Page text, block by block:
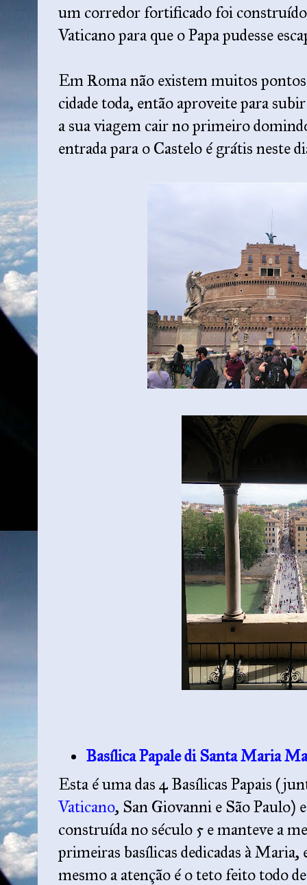
um corredor fortificado foi construído
Vaticano para que o Papa pudesse
Em Roma não existem muitos pontos
cidade toda, então aproveite para
a sua viagem cair no primeiro
entrada para o Castelo é grátis neste
Basílica Papale di Santa Maria
Esta é uma das 4 Basílicas Papais
Vaticano, San Giovanni e São
construída no século 5 e manteve a
primeiras basílicas dedicadas à
mesmo a atenção é o teto feito todo